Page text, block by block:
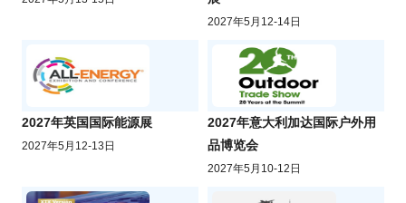
2027年5月12-14日
2027年英国国际能源展
2027年5月12-13日
2027年意大利加达国际户外用
品博览会
2027年5月10-12日